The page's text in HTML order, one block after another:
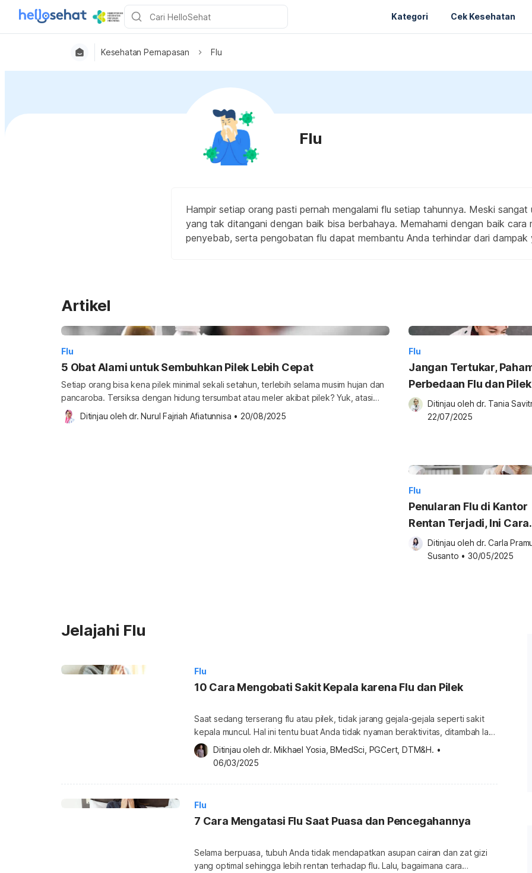
Kategori Cek Kesehatan
Kesehatan Pernapasan Flu
Flu
Hampir setiap orang pasti pernah mengalami flu setiap tahunnya. Meski sangat
yang tak ditangani dengan baik bisa berbahaya. Memahami dengan baik cara
penyebab, serta pengobatan flu dapat membantu Anda terhindar dari dampak
Artikel
Flu
5 Obat Alami untuk Sembuhkan Pilek Lebih Cepat
Setiap orang bisa kena pilek minimal sekali setahun, terlebih selama musim hujan dan
pancaroba. Tersiksa dengan hidung tersumbat atau meler akibat pilek? Yuk, atasi
dengan berbagai pilihan obat pilek alami berikut! Obat pilek alami yang mudah dicari
Pilek merupakan infeksi saluran pernapasan yang disebabkan oleh infeksi rhinovirus.
Ditinjau oleh dr. Nurul Fajriah Afiatunnisa • 20/08/2025
Flu
Jangan Tertukar,
Perbedaan Flu dan Pilek
Ditinjau oleh dr. Tania
22/07/2025
Flu
Penularan Flu di Kantor
Rentan Terjadi, Ini Cara
Mencegahnya
Ditinjau oleh dr. Carla
Susanto • 30/05/2025
Jelajahi Flu
Flu
10 Cara Mengobati Sakit Kepala karena Flu dan Pilek
Saat sedang terserang flu atau pilek, tidak jarang gejala-gejala seperti sakit
kepala muncul. Hal ini tentu buat Anda tidak nyaman beraktivitas, ditambah lagi
hidung sulit bernapas dengan normal karena tersumbat. Lantas, bagaimana
cara mengobati sakit kepala karena flu? Simak penjelasannya berikut ini.
kepala dan pusing […]
Ditinjau oleh dr. Mikhael Yosia, BMedSci, PGCert, DTM&H. •
06/03/2025
Flu
7 Cara Mengatasi Flu Saat Puasa dan Pencegahannya
Selama berpuasa, tubuh Anda tidak mendapatkan asupan cairan dan zat gizi
yang optimal sehingga lebih rentan terhadap flu. Lalu, bagaimana cara